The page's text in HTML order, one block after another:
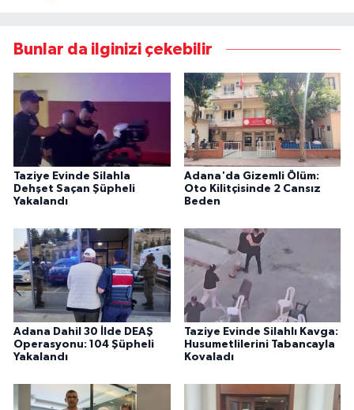
Bunlar da ilginizi çekebilir
Taziye Evinde Silahla
Dehşet Saçan Şüpheli
Yakalandı
Adana'da Gizemli Ölüm:
Oto Kilitçisinde 2 Cansız
Beden
Adana Dahil 30 İlde DEAŞ
Operasyonu: 104 Şüpheli
Yakalandı
Taziye Evinde Silahlı Kavga:
Husumetlilerini Tabancayla
Kovaladı